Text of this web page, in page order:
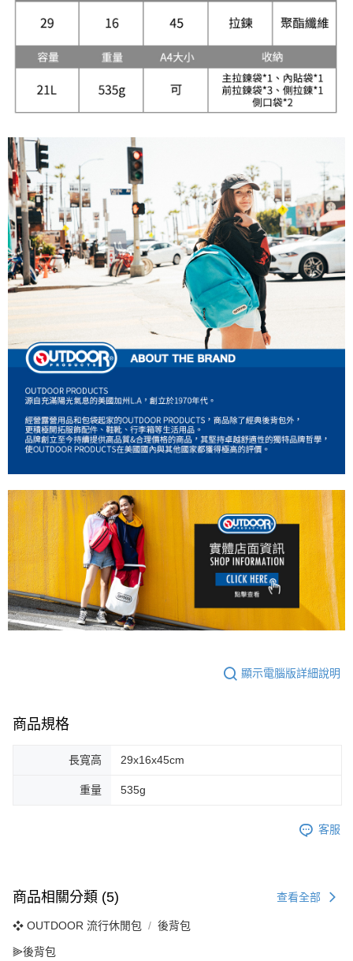
顯示電腦版詳細說明
商品規格
長寬高 29x16x45cm
重量 535g
客服
商品相關分類 (5) 查看全部
❖ OUTDOOR 流行休閒包 後背包
⫸後背包